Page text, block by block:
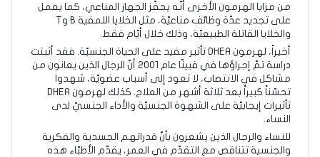
من مزايا الهرمون الأخرى أنّه يحفّز الجهاز المناعي، كما يعمل
على تجديد عدّة وظائف مناعيّة، مثل الخلايا اللمفية B وT
والخلايا القاتلة الطبيعيّة، وذلك خلال أيّام فقط.
أخيراً، لهرمون DHEA تأثير مفيد على الحياة الجنسيّة. فقد أثبتت
دراسة تمّ إجراؤها في فيينّا عام 2001 أنّ الرجال الذين يعانون من
مشاكل في الانتصاب، لا تعود إلى أسباب عضويّة، شهدوا
تحسّناً كبيراً بعد ثلاثة أشهر من العلاج. كذلك لهرمون DHEA
تأثيرات إيجابيّة على الشهوة الجنسيّة والأداء الجنسيّ لدى
النساء.
للنساء والرجال الذين يشعرون بأنّ قدراتهم الجسدية والفكرية
والجنسية تتناقص مع التقدّم في العمر، يقدّم الأطبّاء هذه